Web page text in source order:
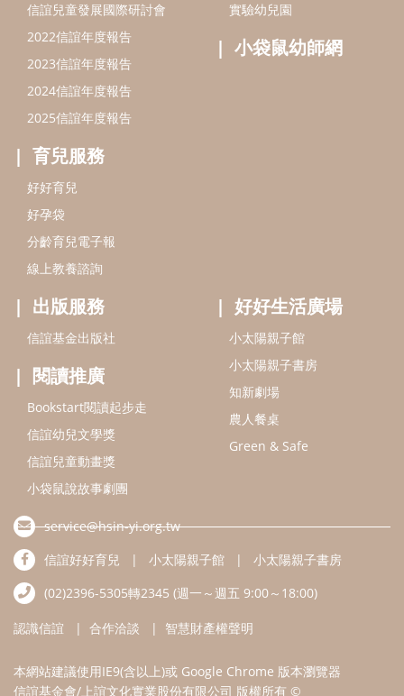
信誼兒童發展國際研討會
2022信誼年度報告
2023信誼年度報告
2024信誼年度報告
2025信誼年度報告
育兒服務
好好育兒
好孕袋
分齡育兒電子報
線上教養諮詢
實驗幼兒園
小袋鼠幼師網
出版服務
信誼基金出版社
閱讀推廣
Bookstart閱讀起步走
信誼幼兒文學獎
信誼兒童動畫獎
小袋鼠說故事劇團
好好生活廣場
小太陽親子館
小太陽親子書房
知新劇場
農人餐桌
Green & Safe
service@hsin-yi.org.tw
信誼好好育兒
小太陽親子館
小太陽親子書房
(02)2396-5305轉2345 (週一～週五 9:00～18:00)
認識信誼 合作洽談 智慧財產權聲明
本網站建議使用IE9(含以上)或 Google Chrome 版本瀏覽器
信誼基金會/上誼文化實業股份有限公司 版權所有 ©